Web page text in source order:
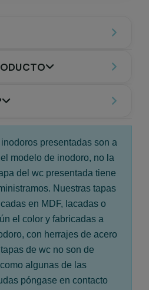
inodoros presentadas son a
modelo de inodoro, no la
del wc presentada tiene
Nuestras tapas
en MDF, lacadas o
el color y fabricadas a
con herrajes de acero
de wc no son de
algunas de las
póngase en contacto